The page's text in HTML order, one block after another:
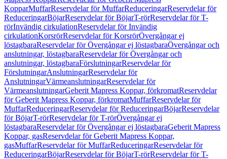
KopparMuffarReservdelar för MuffarReduceringarReservdelar för
ReduceringarBöjarReservdelar för BöjarT-rörReservdelar för T-
rörInvändig cirkulationReservdelar för Invändig
cirkulationKorsrörReservdelar för KorsrörÖvergångar ej
löstagbaraReservdelar för Övergångar ej löstagbaraÖvergångar och
anslutningar, löstagbaraReservdelar för Övergångar och
anslutningar, löstagbaraFörslutningarReservdelar för
FörslutningarAnslutningarReservdelar för
AnslutningarVärmeanslutningarReservdelar för
VärmeanslutningarGeberit Mapress Koppar, förkromatReservdelar
för Geberit Mapress Koppar, förkromatMuffarReservdelar för
MuffarReduceringarReservdelar för ReduceringarBöjarReservdelar
för BöjarT-rörReservdelar för T-rörÖvergångar ej
löstagbaraReservdelar för Övergångar ej löstagbaraGeberit Mapress
Koppar, gasReservdelar för Geberit Mapress Koppar,
gasMuffarReservdelar för MuffarReduceringarReservdelar för
ReduceringarBöjarReservdelar för BöjarT-rörReservdelar för T-